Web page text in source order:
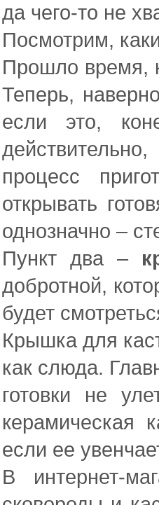
да чего-то не
Посмотрим,
Прошло время,
Теперь,
если это,
процесс
открывать
однозначно –
Пункт два –
добротной,
будет
Крышка для
как слюда.
готовки не
керамическая
если ее
В интернет-